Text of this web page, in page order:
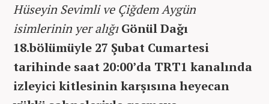
Hüseyin Sevimli ve Çiğdem Aygün
isimlerinin yer alığıGönül Dağı
18.bölümüyle 27 Şubat Cumartesi
tarihinde saat 20:00’da TRT1 kanalında
izleyici kitlesinin karşısına heyecan